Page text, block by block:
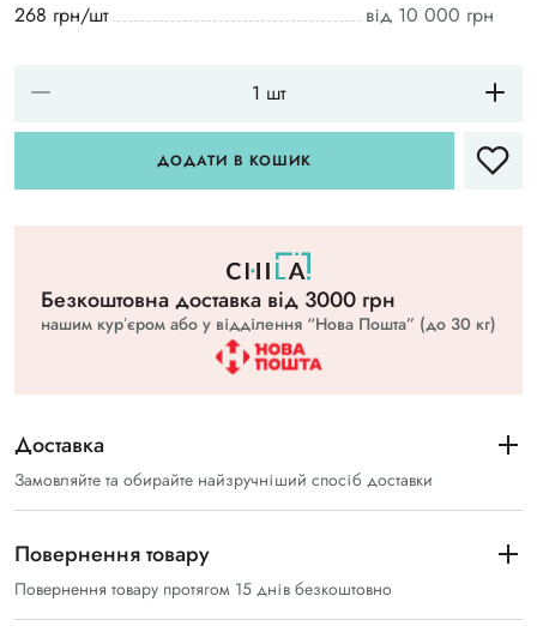
268 грн/шт
від 10 000 грн
ДОДАТИ В КОШИК
Безкоштовна доставка вiд 3000 грн
нашим курʼєром або у відділення “Нова Пошта” (до 30 кг)
Доставка
Замовляйте та обирайте найзручніший спосіб доставки
Повернення товару
Повернення товару протягом 15 днів безкоштовно